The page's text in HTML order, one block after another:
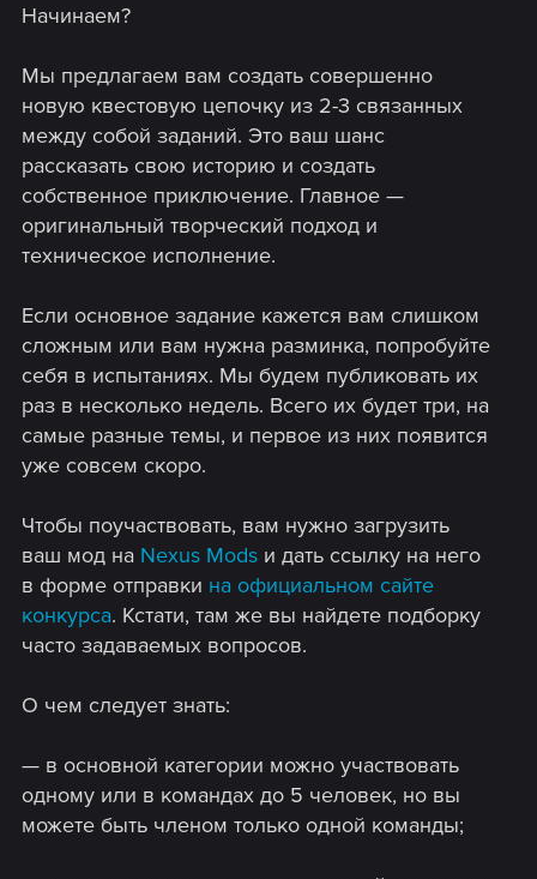
Начинаем?
Мы предлагаем вам создать совершенно
новую квестовую цепочку из 2-3 связанных
между собой заданий. Это ваш шанс
рассказать свою историю и создать
собственное приключение. Главное —
оригинальный творческий подход и
техническое исполнение.
Если основное задание кажется вам слишком
сложным или вам нужна разминка, попробуйте
себя в испытаниях. Мы будем публиковать их
раз в несколько недель. Всего их будет три, на
самые разные темы, и первое из них появится
уже совсем скоро.
Чтобы поучаствовать, вам нужно загрузить
ваш мод на Nexus Mods и дать ссылку на него
в форме отправки на официальном сайте
конкурса. Кстати, там же вы найдете подборку
часто задаваемых вопросов.
О чем следует знать:
— в основной категории можно участвовать
одному или в командах до 5 человек, но вы
можете быть членом только одной команды;